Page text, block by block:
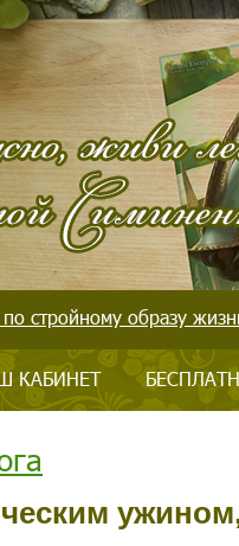
стройному образу
КАБИНЕТ